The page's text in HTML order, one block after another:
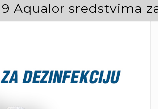
Aqualor sredstvima